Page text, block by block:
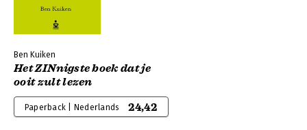
Ben Kuiken
Het ZINnigste boek dat je
ooit zult lezen
Paperback | Nederlands 24,42